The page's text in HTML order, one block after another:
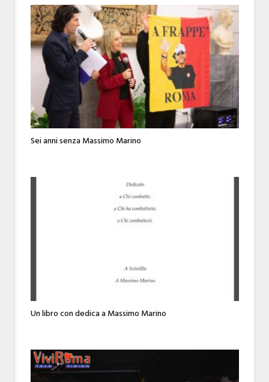
Sei anni senza Massimo Marino
Un libro con dedica a Massimo Marino